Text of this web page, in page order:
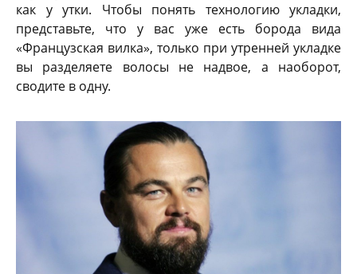
как у утки. Чтобы понять технологию укладки,
представьте, что у вас уже есть борода вида
«Французская вилка», только при утренней укладке
вы разделяете волосы не надвое, а наоборот,
сводите в одну.